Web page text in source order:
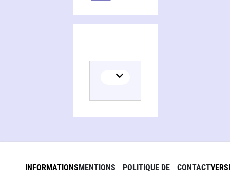
INFORMATIONSMENTIONS POLITIQUE DE CONTACT